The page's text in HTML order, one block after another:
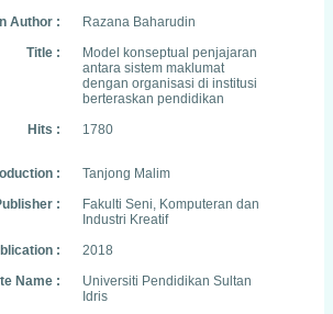
Author :
Razana Baharudin
Title :
Model konseptual penjajaran
antara sistem maklumat
dengan organisasi di institusi
berteraskan pendidikan
Hits :
1780
:
Tanjong Malim
:
Fakulti Seni, Komputeran dan
Industri Kreatif
:
2018
Name :
Universiti Pendidikan Sultan
Idris